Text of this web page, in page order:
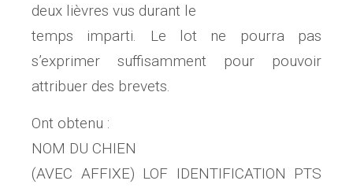
deux lièvres vus durant le
temps imparti. Le lot ne pourra pas
s’exprimer suffisamment pour pouvoir
attribuer des brevets.
Ont obtenu :
NOM DU CHIEN
(AVEC AFFIXE) LOF IDENTIFICATION PTS